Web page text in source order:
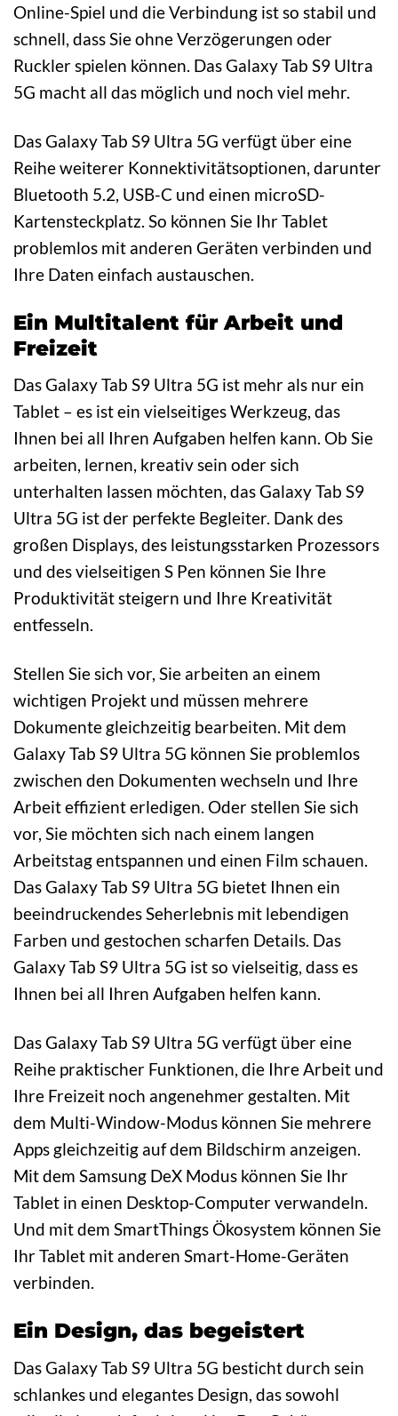
Online-Spiel und die Verbindung ist so stabil und
schnell, dass Sie ohne Verzögerungen oder
Ruckler spielen können. Das Galaxy Tab S9 Ultra
5G macht all das möglich und noch viel mehr.
Das Galaxy Tab S9 Ultra 5G verfügt über eine
Reihe weiterer Konnektivitätsoptionen, darunter
Bluetooth 5.2, USB-C und einen microSD-
Kartensteckplatz. So können Sie Ihr Tablet
problemlos mit anderen Geräten verbinden und
Ihre Daten einfach austauschen.
Ein Multitalent für Arbeit und
Freizeit
Das Galaxy Tab S9 Ultra 5G ist mehr als nur ein
Tablet – es ist ein vielseitiges Werkzeug, das
Ihnen bei all Ihren Aufgaben helfen kann. Ob Sie
arbeiten, lernen, kreativ sein oder sich
unterhalten lassen möchten, das Galaxy Tab S9
Ultra 5G ist der perfekte Begleiter. Dank des
großen Displays, des leistungsstarken Prozessors
und des vielseitigen S Pen können Sie Ihre
Produktivität steigern und Ihre Kreativität
entfesseln.
Stellen Sie sich vor, Sie arbeiten an einem
wichtigen Projekt und müssen mehrere
Dokumente gleichzeitig bearbeiten. Mit dem
Galaxy Tab S9 Ultra 5G können Sie problemlos
zwischen den Dokumenten wechseln und Ihre
Arbeit effizient erledigen. Oder stellen Sie sich
vor, Sie möchten sich nach einem langen
Arbeitstag entspannen und einen Film schauen.
Das Galaxy Tab S9 Ultra 5G bietet Ihnen ein
beeindruckendes Seherlebnis mit lebendigen
Farben und gestochen scharfen Details. Das
Galaxy Tab S9 Ultra 5G ist so vielseitig, dass es
Ihnen bei all Ihren Aufgaben helfen kann.
Das Galaxy Tab S9 Ultra 5G verfügt über eine
Reihe praktischer Funktionen, die Ihre Arbeit und
Ihre Freizeit noch angenehmer gestalten. Mit
dem Multi-Window-Modus können Sie mehrere
Apps gleichzeitig auf dem Bildschirm anzeigen.
Mit dem Samsung DeX Modus können Sie Ihr
Tablet in einen Desktop-Computer verwandeln.
Und mit dem SmartThings Ökosystem können Sie
Ihr Tablet mit anderen Smart-Home-Geräten
verbinden.
Ein Design, das begeistert
Das Galaxy Tab S9 Ultra 5G besticht durch sein
schlankes und elegantes Design, das sowohl